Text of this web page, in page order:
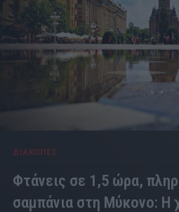
ΔΙΑΚΟΠΕΣ
Φτάνεις σε 1,5 ώρα,
σαμπάνια στη Μύκονο: Η